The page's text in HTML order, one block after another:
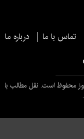
تماس با ما درباره ما
محفوظ است. نقل مطالب با